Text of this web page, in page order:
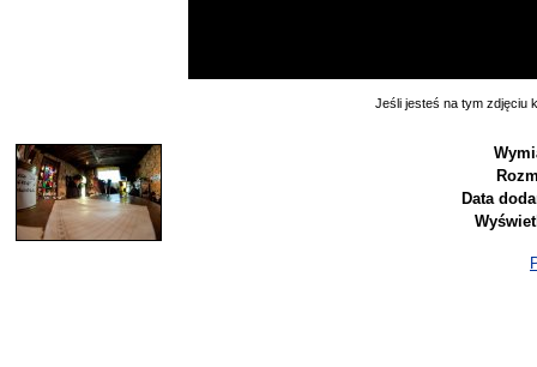
Jeśli jesteś na tym zdjęciu
Data